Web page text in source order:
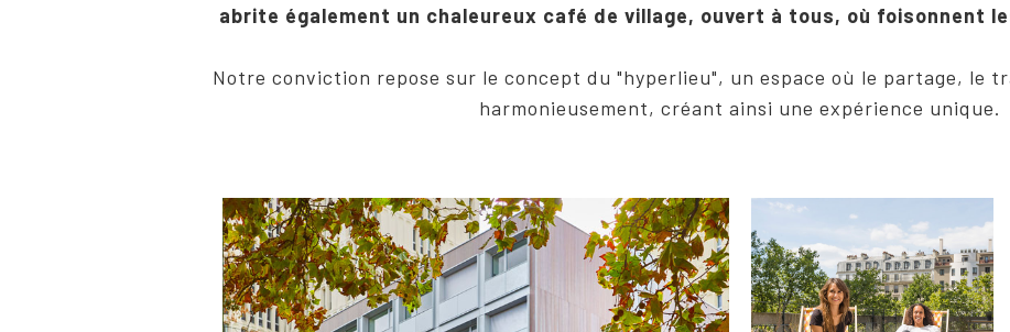
abrite également un chaleureux café de village, ouvert à tous, où foisonnent
Notre conviction repose sur le concept du "hyperlieu", un espace où le partage, le
harmonieusement, créant ainsi une expérience unique.